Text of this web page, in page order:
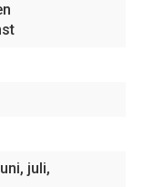
juli,